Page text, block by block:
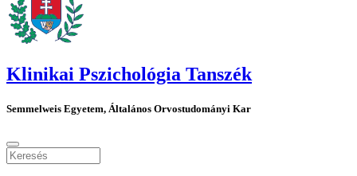
Klinikai Pszichológia Tanszék
Semmelweis Egyetem, Általános Orvostudományi Kar